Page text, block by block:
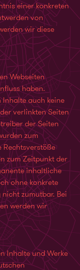
einer konkreten
von
wir diese
Webseiten
haben.
Inhalte auch keine
verlinkten Seiten
der Seiten
zum
Rechtsverstöße
zum Zeitpunkt der
inhaltliche
ohne konkrete
zumutbar. Bei
werden wir
Inhalte und Werke